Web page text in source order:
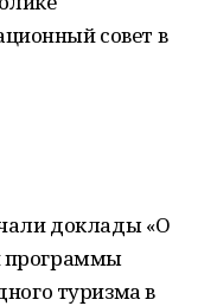
совет в
доклады «О
программы
туризма в